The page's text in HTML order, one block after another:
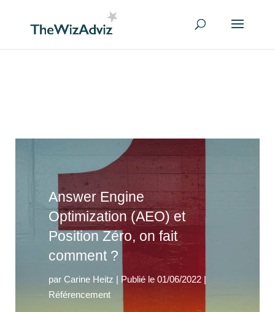
Answer Engine
Optimization (AEO) et
Position Zéro, on fait
comment ?
parCarine Heitz | Publié le 01/06/2022 |
Référencement